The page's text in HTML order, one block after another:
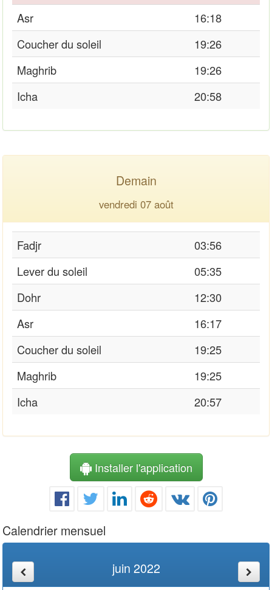
Asr
16:18
Coucher du soleil
19:26
Maghrib
19:26
Icha
20:58
Demain
vendredi 07 août
Fadjr
03:56
Lever du soleil
05:35
Dohr
12:30
Asr
16:17
Coucher du soleil
19:25
Maghrib
19:25
Icha
20:57
Installer l'application
Calendrier mensuel
juin 2022